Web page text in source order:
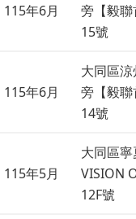
115年6月
旁【毅
15號
115年6月
大同區
旁【毅
14號
115年5月
大同區
VISION
12F號